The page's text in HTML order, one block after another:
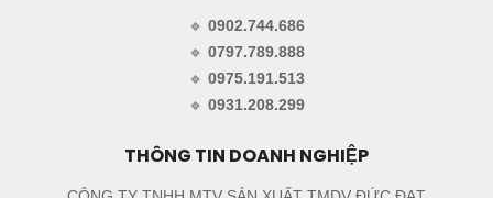
🔹 0902.744.686
🔹 0797.789.888
🔹 0975.191.513
🔹 0931.208.299
THÔNG TIN DOANH NGHIỆP